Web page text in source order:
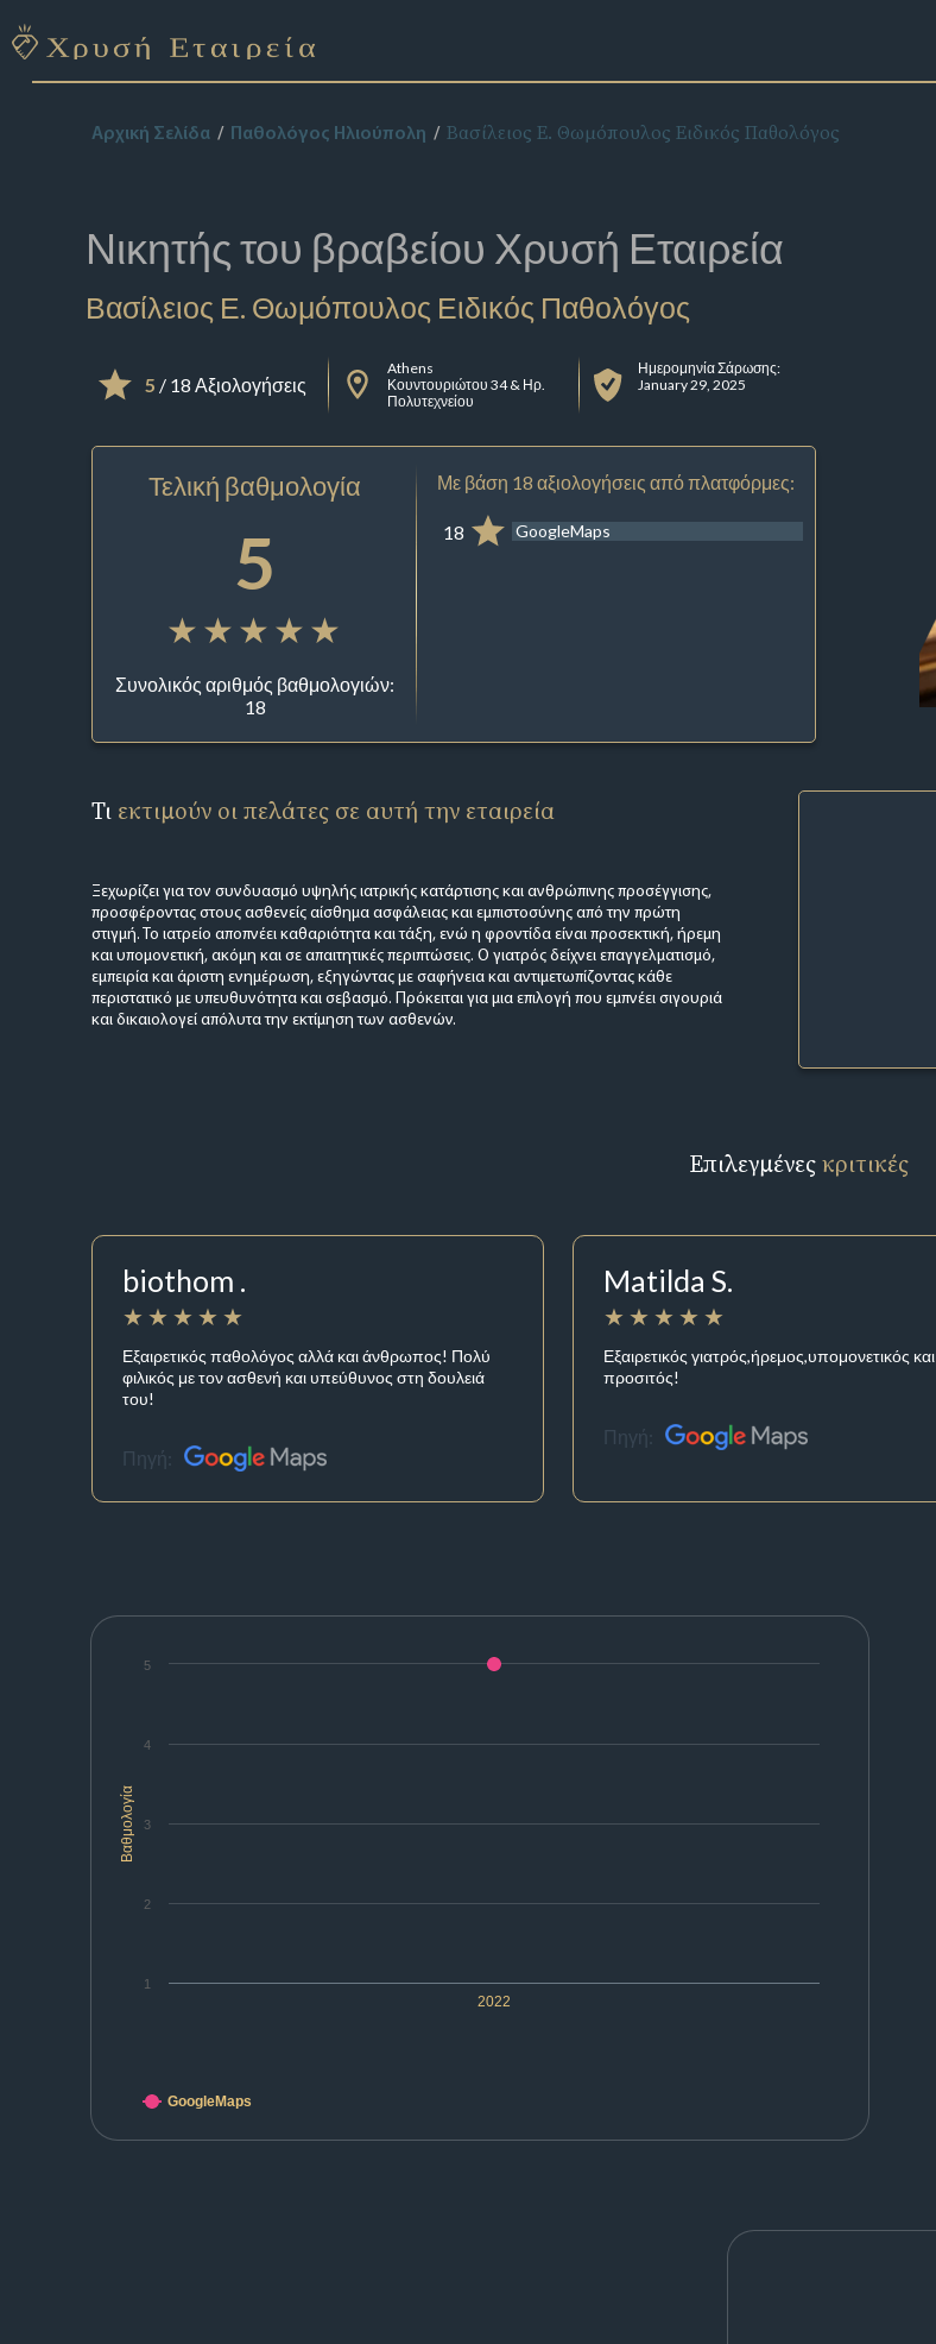
Αρχική Σελίδα Παθολόγος Ηλιούπολη Βασίλειος Ε. Θωμόπουλος Ειδικός Παθολόγος
Νικητής του βραβείου Χρυσή Εταιρεία
Βασίλειος Ε. Θωμόπουλος Ειδικός Παθολόγος
5 / 18 Αξιολογήσεις
Athens
Κουντουριώτου 34 & Ηρ.
Πολυτεχνείου
Ημερομηνία Σάρωσης:
January 29, 2025
Τελική βαθμολογία
5
Συνολικός αριθμός βαθμολογιών:
18
Με βάση 18 αξιολογήσεις από πλατφόρμες:
18 GoogleMaps
Τι εκτιμούν οι πελάτες σε αυτή την εταιρεία
Ξεχωρίζει για τον συνδυασμό υψηλής ιατρικής κατάρτισης και ανθρώπινης προσέγγισης,
προσφέροντας στους ασθενείς αίσθημα ασφάλειας και εμπιστοσύνης από την πρώτη
στιγμή. Το ιατρείο αποπνέει καθαριότητα και τάξη, ενώ η φροντίδα είναι προσεκτική, ήρεμη
και υπομονετική, ακόμη και σε απαιτητικές περιπτώσεις. Ο γιατρός δείχνει επαγγελματισμό,
εμπειρία και άριστη ενημέρωση, εξηγώντας με σαφήνεια και αντιμετωπίζοντας κάθε
περιστατικό με υπευθυνότητα και σεβασμό. Πρόκειται για μια επιλογή που εμπνέει σιγουριά
και δικαιολογεί απόλυτα την εκτίμηση των ασθενών.
Επιλεγμένεςκριτικές
biothom .
Εξαιρετικός παθολόγος αλλά και άνθρωπος! Πολύ
φιλικός με τον ασθενή και υπεύθυνος στη δουλειά
του!
Πηγή:
Matilda S.
Εξαιρετικός γιατρός,ήρεμος,υπομονετικός και
προσιτός!
Πηγή:
Βαθμολογία
2022
1
2
3
4
5
GoogleMaps